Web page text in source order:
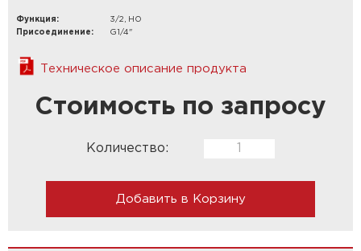
Функция:
3/2, НО
Присоединение:
G1/4"
Техническое описание продукта
Стоимость по запросу
Количество:
Добавить в Корзину